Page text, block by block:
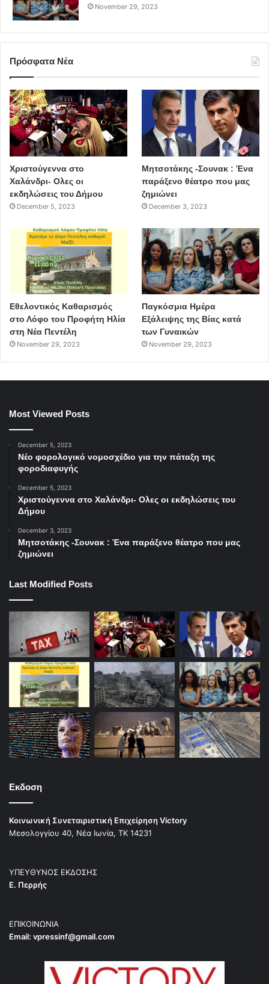
November 29, 2023
Πρόσφατα Νέα
Χριστούγεννα στο
Χαλάνδρι- Ολες οι
εκδηλώσεις του Δήμου
December 5, 2023
Μητσοτάκης -Σουνακ : Ένα
παράξενο θέατρο που μας
ζημιώνει
December 3, 2023
Εθελοντικός Καθαρισμός
στο Λόφο του Προφήτη Ηλία
στη Νέα Πεντέλη
November 29, 2023
Παγκόσμια Ημέρα
Εξάλειψης της Βίας κατά
των Γυναικών
November 29, 2023
Most Viewed Posts
December 5, 2023
Νέο φορολογικό νομοσχέδιο για την πάταξη της
φοροδιαφυγής
December 5, 2023
Χριστούγεννα στο Χαλάνδρι- Ολες οι εκδηλώσεις του
Δήμου
December 3, 2023
Μητσοτάκης -Σουνακ : Ένα παράξενο θέατρο που μας
ζημιώνει
Last Modified Posts
Εκδοση
Κοινωνική Συνεταιριστική Επιχείρηση Victory
Μεσολογγίου 40, Νέα Ιωνία, ΤΚ 14231
ΥΠΕΥΘΥΝΟΣ ΕΚΔΟΣΗΣ
Ε. Περρής
ΕΠΙΚΟΙΝΩΝΙΑ
Email: vpressinf@gmail.com